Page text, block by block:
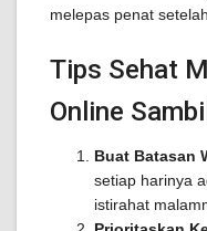
melepas penat
Tips Sehat
Online
Buat Batasan
setiap harinya
istirahat